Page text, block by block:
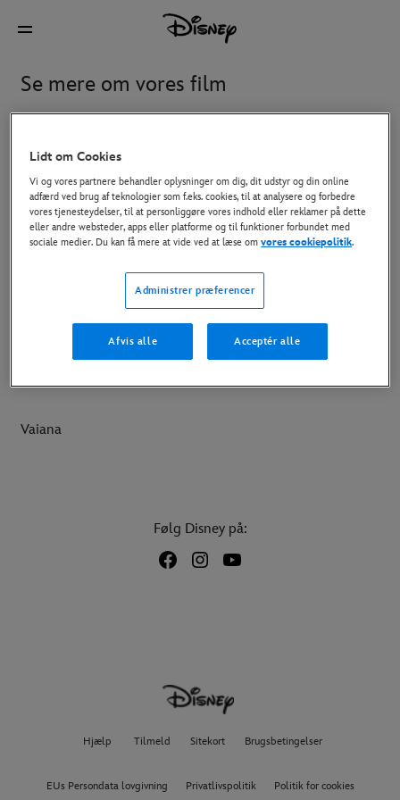
Se mere om vores film
Avengers: Doomsday Gatto
Hexe: Den Magiske Verden Ice Age: Kogepunktet
Oasis: Don't Look Back In
Toy Story 5
Vaiana
Følg Disney på:
Hjælp Tilmeld Sitekort Brugsbetingelser
EUs Persondata lovgivning Privatlivspolitik Politik for cookies
Lidt om Cookies
Vi og vores partnere behandler oplysninger om dig, dit udstyr og din online
adfærd ved brug af teknologier som f.eks. cookies, til at analysere og forbedre
vores tjenesteydelser, til at personliggøre vores indhold eller reklamer på dette
eller andre websteder, apps eller platforme og til funktioner forbundet med
sociale medier. Du kan få mere at vide ved at læse omvores cookiepolitik.
Administrer præferencer
Afvis alle Acceptér alle